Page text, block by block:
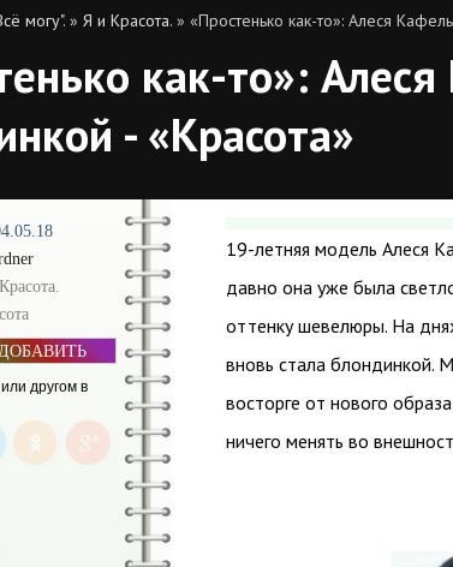
могу". » Я и Красота. » «Простенько как-то»: Алеся
как-то»:
- «Красота»
другом в
19-летняя модель Алеся
давно она уже была
оттенку шевелюры. На
вновь стала блондинкой.
восторге от нового
ничего менять во